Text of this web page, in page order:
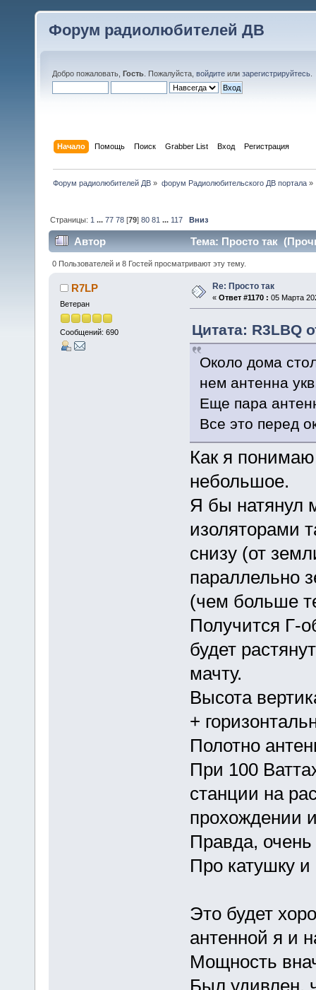
Форум радиолюбителей ДВ
Добро пожаловать, Гость . Пожалуйста, войдите или зарегистрируйтесь
Начало Помощь Поиск Grabber List Вход Регистрация
Форум радиолюбителей ДВ » форум Радиолюбительского ДВ портала»
Страницы: 1 ...77 78 [79]80 81 ... 117 Вниз
Автор Тема: Просто так
0 Пользователей и 8 Гостей просматривают эту тему.
R7LP
Ветеран
Сообщений: 690
Re: Просто так
« Ответ #1170 : 05 Марта
Цитата: R3LBQ
Около дома
нем антенна
Еще пара
Все это перед
Как я
небольшое.
Я бы натянул
изоляторами
снизу (от
параллельно
(чем больше
Получится Г-
будет
мачту.
Высота
+
Полотно
При 100
станции на
прохождении
Правда,
Про катушку
Это будет
антенной я и
Мощность
Был удивлен,